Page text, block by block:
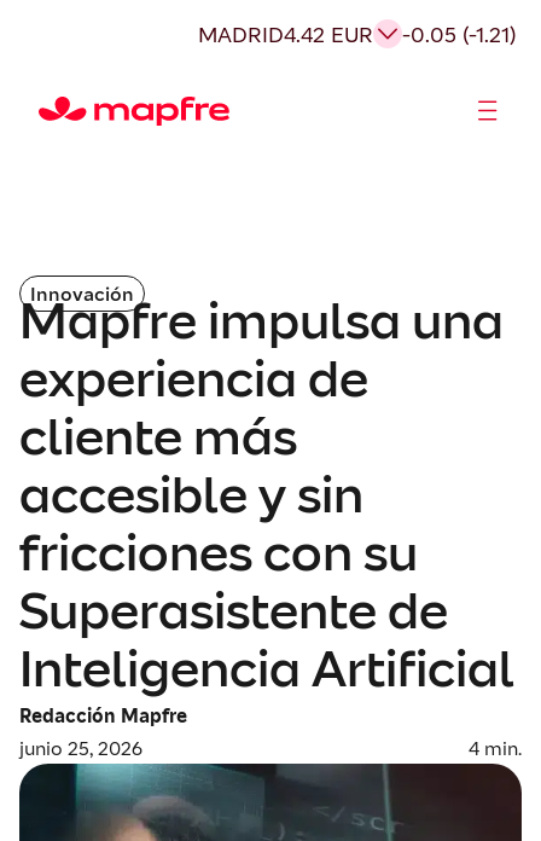
MADRID4.42 EUR -0.05 (-1.21)
Innovación
Mapfre impulsa una
experiencia de
cliente más
accesible y sin
fricciones con su
Superasistente de
Inteligencia Artificial
Redacción Mapfre
junio 25, 2026
4 min.